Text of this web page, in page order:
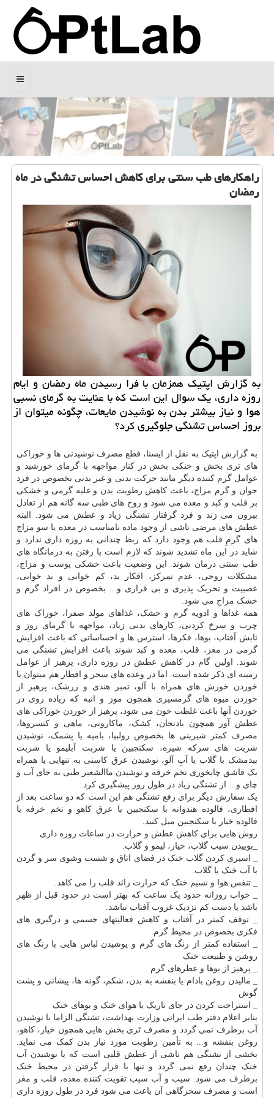
منو
راهكارهای طب سنتی برای كاهش احساس تشنگی در ماه
رمضان
به گزارش اپتیک همزمان با فرا رسیدن ماه رمضان و ایام
روزه داری، یک سوال این است که با عنایت به گرمای نسبی
هوا و نیاز بیشتر بدن به نوشیدن مایعات، چگونه میتوان از
بروز احساس تشنگی جلوگیری کرد؟
به گزارش اپتیک به نقل از ایسنا، قطع مصرف نوشیدنی ها و خوراکی
های تری بخش و خنکی بخش در کنار مواجهه با گرمای خورشید و
عوامل گرم کننده دیگر مانند حرکت بدنی و غیر بدنی بخصوص در فرد
جوان و گرم مزاج، باعث کاهش رطوبت بدن و غلبه گرمی و خشکی
بر قلب و کبد و معده می شود و روح های طبی سه گانه هم از تعادل
بیرون می زند و فرد گرفتار تشنگی زیاد و عطش می شود. البته
عطش های مرضی ناشی از وجود ماده نامناسب در معده یا سو مزاج
های گرمِ قلب هم وجود دارد که ربط چندانی به روزه داری ندارد و
شاید در این ماه تشدید شوند که لازم است با رفتن به درمانگاه های
طب سنتیدرمان شوند. این وضعیت باعث خشکی پوست و مزاج،
مشکلات روحی، عدم تمرکز، افکار بد، کم خوابی و بد خوابی،
عصبیت و تحریک پذیری و بی قراری و... بخصوص در افراد گرم و
خشک مزاج می شود.
همه غذاها و ادویه گرم و خشک، غذاهای مولد صفرا، خوراک های
چرب و سرخ کردنی، کارهای بدنی زیاد، مواجهه با گرمای روز و
تابش آفتاب، بوها، فکرها، استرس ها و احساساتی که باعث افزایش
گرمی در مغز ، قلب، معده و کبد شوند باعث افزایش تشنگی می
شوند. اولین گام در کاهش عطش در روزه داری، پرهیز از عوامل
زمینه ای ذکر شده است. اما در وعده های سحر و افطار هم میتوان با
خوردن خورش های همراه با آلو، تمبر هندی و زرشک، پرهیز از
خوردن میوه های گرمسیری همچون موز و انبه که زیاده روی در
خوردن آنها باعث غلظت خون می شود، پرهیز از خوردن خوراکی های
عطش آور همچون بادنجان، کشک، ماکارونی، ماهی و کنسروها،
مصرف کمتر شیرینی ها بخصوص زولبیا، بامیه یا پشمک، نوشیدن
شربت های سرکه شیره، سکنجبین یا شربت آبلیمو یا شربت
بیدمشک با گلاب یا آبِ آلو، نوشیدن عرق کاسنی به تنهایی یا همراه
یک قاشق چایخوری تخم خرفه و نوشیدن ماالشعیر طبی به جای آب و
چای و... از تشنگی زیاد در طول روز پیشگیری کرد.
یک سفارش دیگر برای رفع تشنگی هم این است که دو ساعت بعد از
افطاری، فالوده هندوانه با سکنجبین یا عرق کاهو و تخم خرفه یا
فالوده خیار با سکنجبین میل کنید.
روش هایی برای کاهش عطش و حرارت در ساعات روزه داری
_بوییدن سیب گلاب، خیار، لیمو و گلاب.
_ اسپری کردن گلاب خنک در فضای اتاق و شست وشوی سر و گردن
با آب خنک یا گلاب.
_ تنفس هوا و نسیم خنک که حرارت زائد قلب را می کاهد.
_ خواب روزانه حدود یک ساعت که بهتر است در حدود قبل از ظهر
باشد یا دست کم نزدیک غروب آفتاب نباشد.
_ توقف کمتر در آفتاب و کاهش فعالیتهای جسمی و درگیری های
فکری بخصوص در محیط گرم.
_ استفاده کمتر از رنگ های گرم و پوشیدن لباس هایی با رنگ های
روشن و طبیعت خنک
_ پرهیز از بوها و عطرهای گرم
_ مالیدن روغن بادام یا بنفشه به بدن، شکم، گونه ها، پیشانی و پشت
گوش
_ استراحت کردن در جای تاریک با هوای خنک و بوهای خنک
بنابر اعلام دفتر طب ایرانی وزارت بهداشت، تشنگی الزاما با نوشیدن
آب برطرف نمی گردد و مصرف تَری بخش هایی همچون خیار، کاهو،
روغن بنفشه و... به تأمین رطوبت مورد نیاز بدن کمک می نماید.
بخشی از تشنگی هم ناشی از عطش قلبی است که با نوشیدن آب
خنک چندان رفع نمی گردد و تنها با قرار گرفتن در محیط خنک
برطرف می شود. سیب و آب سیب تقویت کننده معده، قلب و مغز
است و مصرف سحرگاهی آن باعث می شود فرد در طول روزه داری